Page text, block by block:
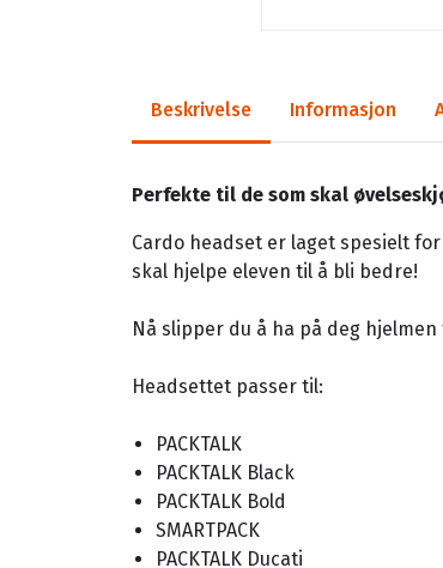
Beskrivelse Informasjon
Perfekte til de som skal
Cardo headset er laget spesielt
skal hjelpe eleven til å bli bedre!
Nå slipper du å ha på deg
Headsettet passer til:
PACKTALK
PACKTALK Black
PACKTALK Bold
SMARTPACK
PACKTALK Ducati